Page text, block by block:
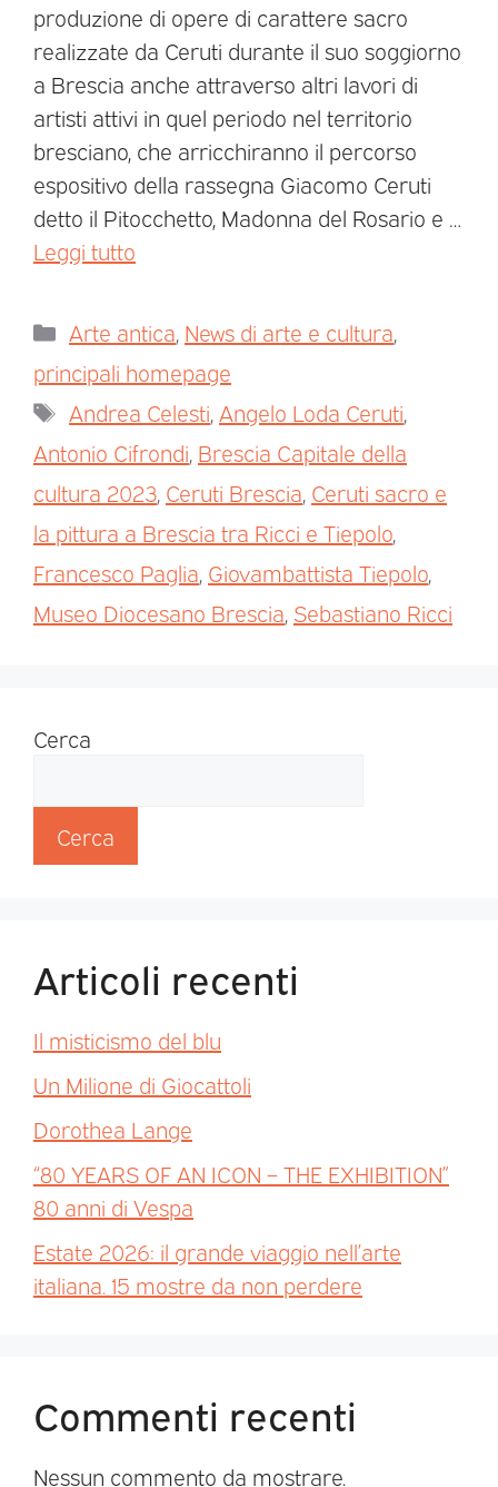
produzione di opere di carattere sacro
realizzate da Ceruti durante il suo soggiorno
a Brescia anche attraverso altri lavori di
artisti attivi in quel periodo nel territorio
bresciano, che arricchiranno il percorso
espositivo della rassegna Giacomo Ceruti
detto il Pitocchetto, Madonna del Rosario e …
Leggi tutto
Arte antica News di arte e cultura
principali homepage
Andrea Celesti Angelo Loda Ceruti
Antonio Cifrondi Brescia Capitale della
cultura 2023 Ceruti Brescia Ceruti sacro e
la pittura a Brescia tra Ricci e Tiepolo
Francesco Paglia Giovambattista Tiepolo
Museo Diocesano Brescia Sebastiano Ricci
Cerca
Cerca
Articoli recenti
Il misticismo del blu
Un Milione di Giocattoli
Dorothea Lange
“80 YEARS OF AN ICON – THE EXHIBITION”
80 anni di Vespa
Estate 2026: il grande viaggio nell’arte
italiana. 15 mostre da non perdere
Commenti recenti
Nessun commento da mostrare.